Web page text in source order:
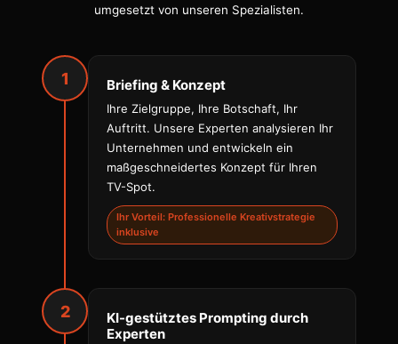
umgesetzt von unseren Spezialisten.
1 Briefing & Konzept
Ihre Zielgruppe, Ihre Botschaft, Ihr
Auftritt. Unsere Experten analysieren Ihr
Unternehmen und entwickeln ein
maßgeschneidertes Konzept für Ihren
TV-Spot.
Ihr Vorteil: Professionelle Kreativstrategie
inklusive
2
KI-gestütztes Prompting durch
Experten